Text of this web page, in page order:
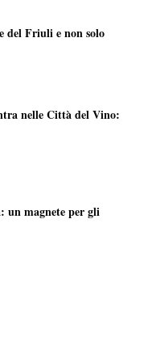
del Friuli e non solo
nelle Città del Vino:
un magnete per gli